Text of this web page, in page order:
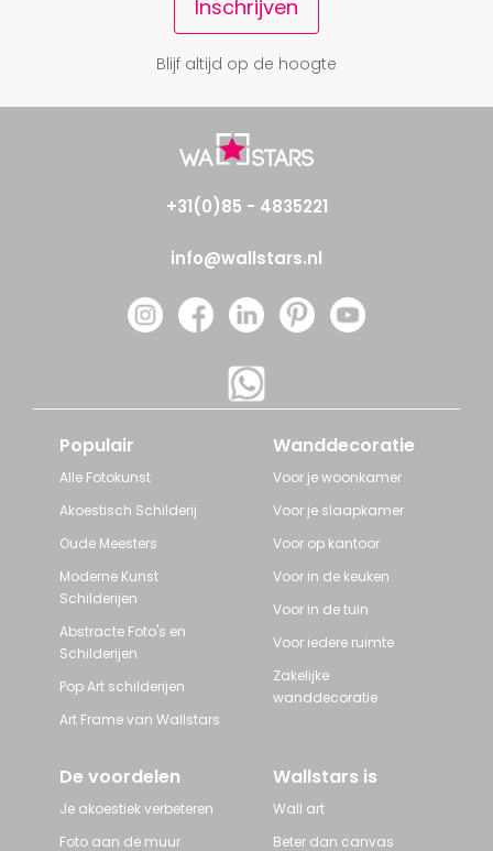
Inschrijven
Blijf altijd op de hoogte
+31(0)85 - 4835221
info@wallstars.nl
Populair
Alle Fotokunst
Akoestisch Schilderij
Oude Meesters
Moderne Kunst
Schilderijen
Abstracte Foto's en
Schilderijen
Pop Art schilderijen
Art Frame van Wallstars
Wanddecoratie
Voor je woonkamer
Voor je slaapkamer
Voor op kantoor
Voor in de keuken
Voor in de tuin
Voor iedere ruimte
Zakelijke
wanddecoratie
De voordelen
Je akoestiek verbeteren
Foto aan de muur
Wallstars is
Wall art
Beter dan canvas